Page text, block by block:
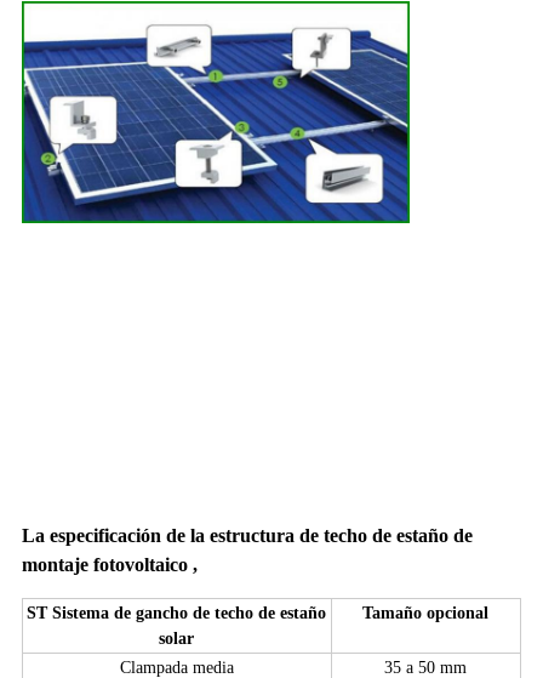
La especificación de la estructura de techo de estaño de
montaje fotovoltaico ,
ST Sistema de gancho de techo de estaño
solar
Tamaño opcional
Clampada media
35 a 50 mm